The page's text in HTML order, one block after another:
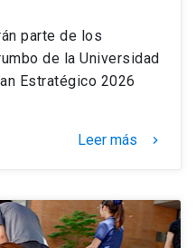
parte de los
de la Universidad
Estratégico 2026
Leer más keyboard_arrow_right